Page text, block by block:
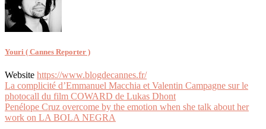
Youri ( Cannes Reporter )
Website https://www.blogdecannes.fr/
Navigation
de
l’article
La complicité d’Emmanuel Macchia et Valentin Campagne sur le
photocall du film COWARD de Lukas Dhont
Penélope Cruz overcome by the emotion when she talk about her
work on LA BOLA NEGRA